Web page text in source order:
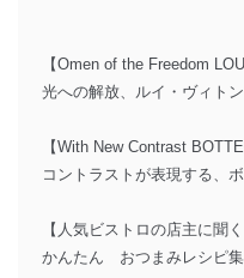
【Omen of the Freedom
光への解放、ルイ・ヴィトン
【With New Contrast
コントラストが表現する、
【人気ビストロの店主に聞く
かんたん おつまみレシピ集